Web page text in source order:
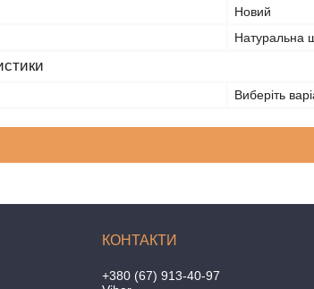
Новий
Натуральна
Виберіть
+380 (67) 913-40-97